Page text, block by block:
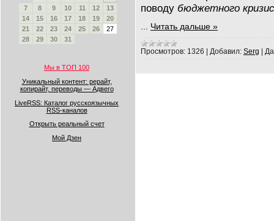
7
8 9 10 11 12
13
14
15 16 17 18 19
20
21
22 23 24 25 26
27
28
29 30 31
Мы в ТОП 100
Уникальный контент: рерайт,
копирайт, переводы — Адвего
LiveRSS: Каталог русскоязычных
RSS-каналов
Открыть реальный счет
Мой Дзен
поводу бюджетного
Читать дальше »
Просмотров: 1326 Добавил: Serg